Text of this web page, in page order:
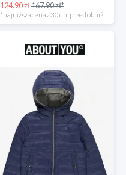
124.90 zł167.90 zł*
*najniższa cena z 30 dni przed obniżką